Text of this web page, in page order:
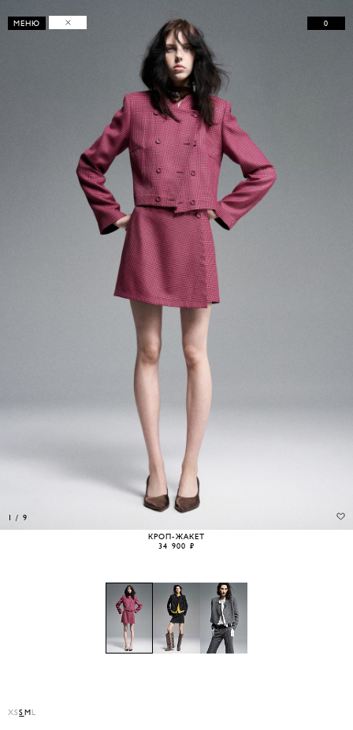
МЕНЮ 0
1 / 9
КРОП-ЖАКЕТ
34 900 ₽
XSSML